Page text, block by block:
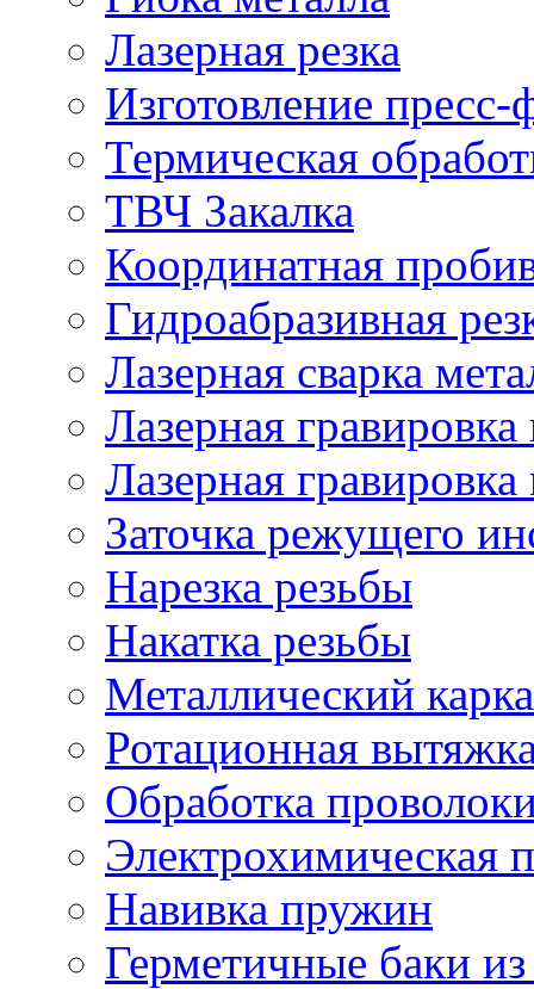
Лазерная резка
Изготовление
Термическая
ТВЧ Закалка
Координатная
Гидроабразивная
Лазерная сварка
Лазерная гравировка
Лазерная
Заточка режущего
Нарезка резьбы
Накатка резьбы
Металлический
Ротационная
Обработка
Электрохимическая
Навивка пружин
Герметичные баки